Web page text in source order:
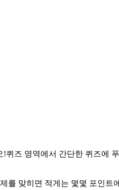
즈 영역에서 간단한 퀴즈에
를 맞히면 적게는 몇몇 포인트